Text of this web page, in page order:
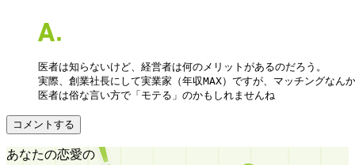
医者は知らないけど、経営者は何のメリットがあるのだろう。
実際、創業社長にして実業家（年収MAX）ですが、マッチングな
コメントする
あなたの恋愛の